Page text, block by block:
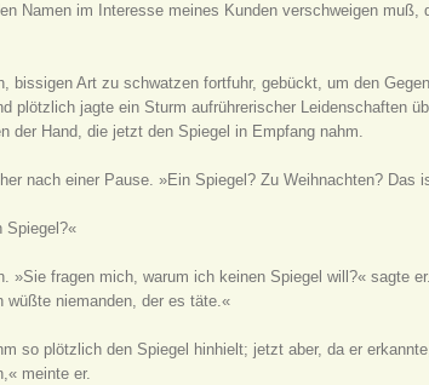
Namen im Interesse meines Kunden verschweigen
bissigen Art zu schwatzen fortfuhr, gebückt, um den
plötzlich jagte ein Sturm aufrührerischer Leidenschaften
der Hand, die jetzt den Spiegel in Empfang nahm.
nach einer Pause. »Ein Spiegel? Zu Weihnachten? Das
Spiegel?«
»Sie fragen mich, warum ich keinen Spiegel will?« sagte
niemanden, der es täte.«
so plötzlich den Spiegel hinhielt; jetzt aber, da er
meinte er.